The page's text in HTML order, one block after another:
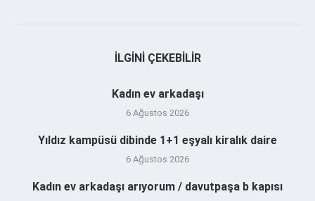
İLGINI ÇEKEBILIR
Kadın ev arkadaşı
6 Ağustos 2026
Yıldız kampüsü dibinde 1+1 eşyalı kiralık daire
6 Ağustos 2026
Kadın ev arkadaşı arıyorum / davutpaşa b kapısı